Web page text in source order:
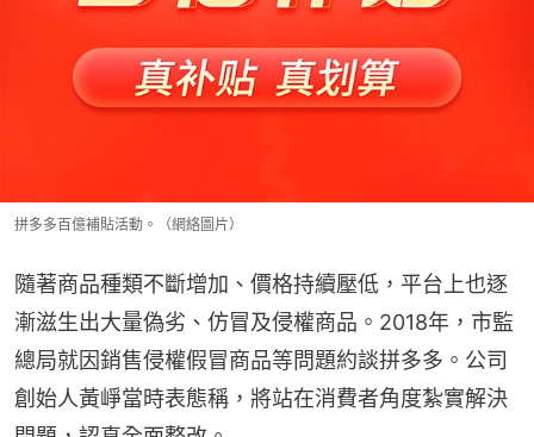
拼多多百億補貼活動。（網絡圖片）
隨著商品種類不斷增加、價格持續壓低，平台上也逐
漸滋生出大量偽劣、仿冒及侵權商品。2018年，市監
總局就因銷售侵權假冒商品等問題約談拼多多。公司
創始人黃崢當時表態稱，將站在消費者角度紮實解決